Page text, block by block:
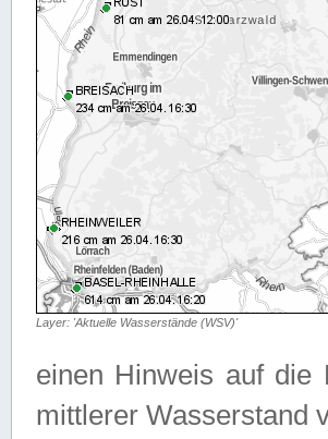
Layer: 'Aktuelle Wasserstände (WSV)'
einen Hinweis auf die
mittlerer Wasserstand